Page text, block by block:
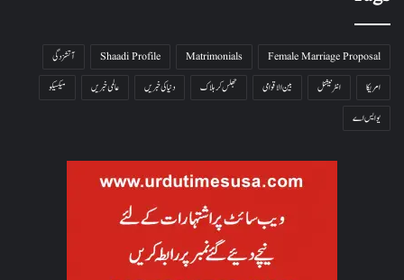
Female Marriage Proposal
Matrimonials
Shaadi Profile
آتشزدگی
امریکا
انٹرنیشنل بین الاقوامی جھلس کر ہلاک دنیا کی خبریں عالمی خبریں
میکسیکو
یو ایس اے